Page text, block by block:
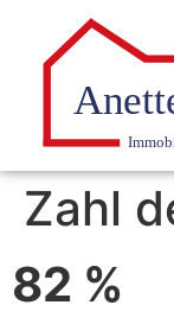
Zahl
82 %